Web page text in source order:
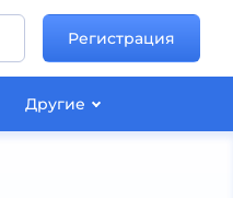
Другие
Регистрация